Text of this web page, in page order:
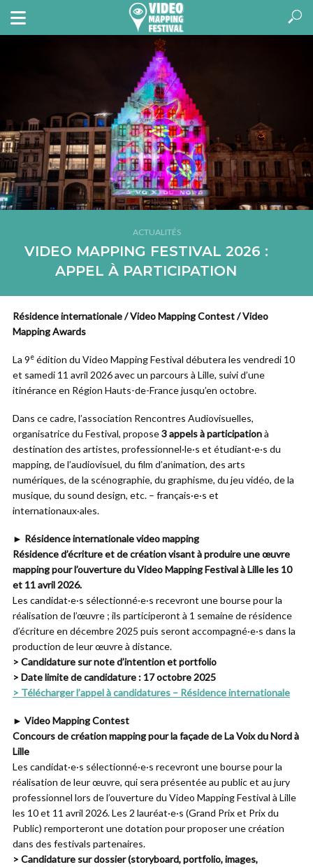
ACTUALITÉS
VIDEO MAPPING FESTIVAL 2026 :
APPEL À PARTICIPATION
Résidence internationale / Video Mapping Contest / Video
Mapping Awards
La 9e édition du Video Mapping Festival débutera les vendredi 10
et samedi 11 avril 2026 avec un parcours à Lille, suivi d’une
itinérance en Région Hauts-de-France jusqu’en octobre.
Dans ce cadre, l’association Rencontres Audiovisuelles,
organisatrice du Festival, propose3 appels à participationà
destination des artistes, professionnel·le·s et étudiant·e·s du
mapping, de l’audiovisuel, du film d’animation, des arts
numériques, de la scénographie, du graphisme, du jeu vidéo, de la
musique, du sound design, etc. – français·e·s et
internationaux·ales.
► Résidence internationale video mapping
Résidence d’écriture et de création visant à produire une œuvre
mapping pour l’ouverture du Video Mapping Festival à Lille les 10
et 11 avril 2026.
Les candidat·e·s sélectionné·e·s recevront une bourse pour la
réalisation de l’œuvre ; ils participeront à 1 semaine de résidence
d’écriture en décembre 2025 puis seront accompagné·e·s dans la
production de leur œuvre à distance.
> Candidature sur note d’intention et portfolio
> Date limite de candidature : 17 octobre 2025
> Télécharger l’appel à candidatures – Résidence internationale
► Video Mapping Contest
Concours de création mapping pour la façade de La Voix du Nord à
Lille
Les candidat·e·s sélectionné·e·s recevront une bourse pour la
réalisation de leur œuvre, qui sera présentée au public et au jury
professionnel lors de l’ouverture du Video Mapping Festival à Lille
les 10 et 11 avril 2026. Les 2 lauréat·e·s (Grand Prix et Prix du
Public) remporteront une dotation pour proposer une création
dans des festivals partenaires.
> Candidature sur dossier (storyboard, portfolio, images,